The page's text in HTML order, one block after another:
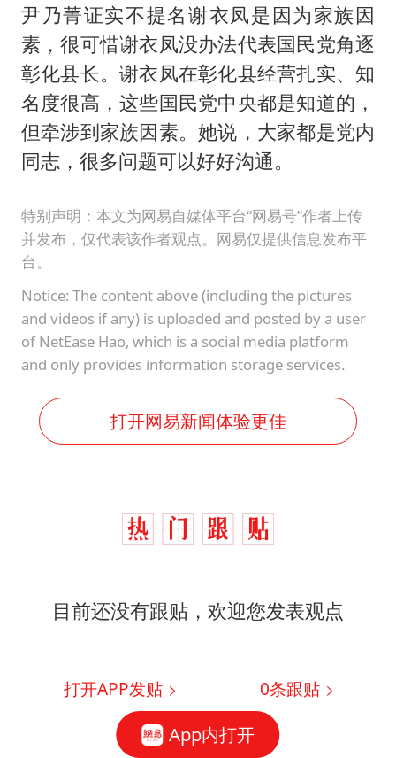
尹乃菁证实不提名谢衣凤是因为家族因
素，很可惜谢衣凤没办法代表国民党角逐
彰化县长。谢衣凤在彰化县经营扎实、知
名度很高，这些国民党中央都是知道的，
但牵涉到家族因素。她说，大家都是党内
同志，很多问题可以好好沟通。
特别声明：本文为网易自媒体平台“网易号”作者上传
并发布，仅代表该作者观点。网易仅提供信息发布平
台。
Notice: The content above (including the pictures
and videos if any) is uploaded and posted by a user
of NetEase Hao, which is a social media platform
and only provides information storage services.
打开网易新闻体验更佳
目前还没有跟贴，欢迎您发表观点
打开APP发贴 0条跟贴
App内打开